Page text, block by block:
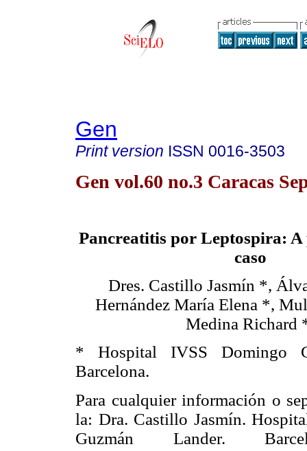
Gen
Print version ISSN 0016-3503
Gen vol.60 no.3 Caracas
Pancreatitis por Leptospira: A
caso
Dres. Castillo Jasmín *,
Hernández María Elena *,
Medina Richard
* Hospital IVSS Domingo
Barcelona.
Para cualquier información o
la: Dra. Castillo Jasmín.
Guzmán Lander.